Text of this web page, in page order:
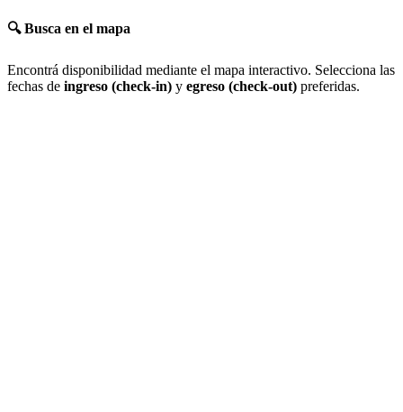
🔍 Busca en el mapa
Encontrá disponibilidad mediante el mapa interactivo. Selecciona las
fechas de ingreso (check-in) y egreso (check-out) preferidas.